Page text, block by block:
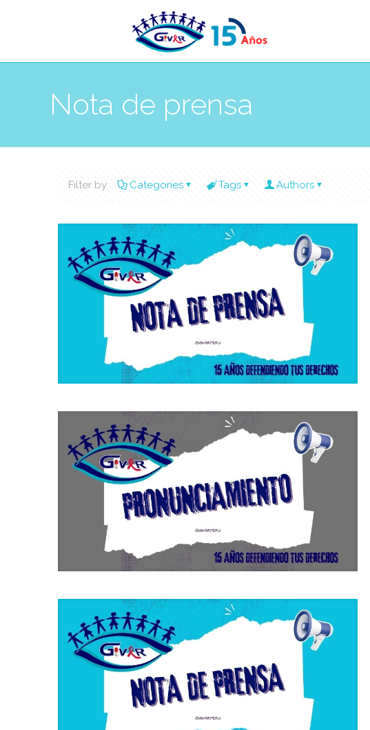
Nota de prensa
Filter by Categories Tags Authors